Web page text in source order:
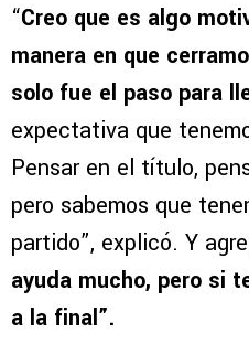
“Creo que es algo
manera en que
solo fue el paso para
expectativa que
Pensar en el título,
pero sabemos que
partido”, explicó. Y
ayuda mucho, pero si
a la final”.